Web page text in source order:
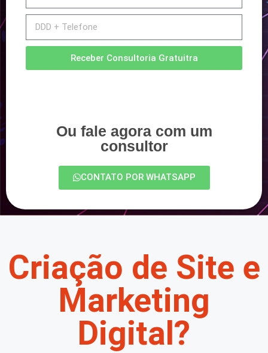
Receber Consultoria Gratuitra
Ou fale agora com um
consultor
CONTATO POR WHATSAPP
Criação de Site e
Marketing
Digital?